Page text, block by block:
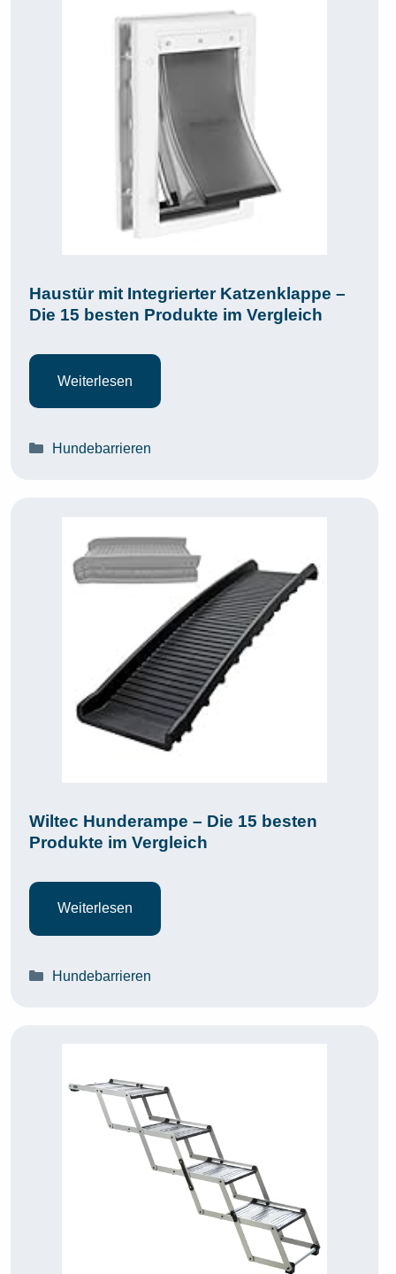
Haustür mit Integrierter Katzenklappe –
Die 15 besten Produkte im Vergleich
Weiterlesen
Kategorien
Hundebarrieren
Wiltec Hunderampe – Die 15 besten
Produkte im Vergleich
Weiterlesen
Kategorien
Hundebarrieren